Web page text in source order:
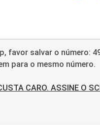
favor salvar o número:
para o mesmo número.
CARO. ASSINE O